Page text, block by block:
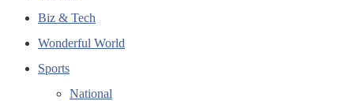
Biz & Tech
Wonderful World
Sports
National